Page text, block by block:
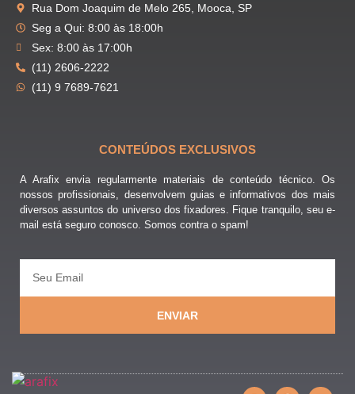
Rua Dom Joaquim de Melo 265, Mooca, SP
Seg a Qui: 8:00 às 18:00h
Sex: 8:00 às 17:00h
(11) 2606-2222
(11) 9 7689-7621
CONTEÚDOS EXCLUSIVOS
A Arafix envia regularmente materiais de conteúdo técnico. Os
nossos profissionais, desenvolvem guias e informativos dos mais
diversos assuntos do universo dos fixadores. Fique tranquilo, seu e-
mail está seguro conosco. Somos contra o spam!
ENVIAR